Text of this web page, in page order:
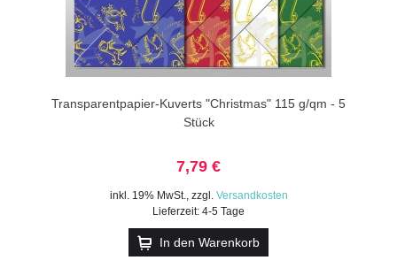
Transparentpapier-Kuverts "Christmas" 115 g/qm - 5
Stück
7,79 €
inkl. 19% MwSt., zzgl. Versandkosten
Lieferzeit: 4-5 Tage
In den Warenkorb